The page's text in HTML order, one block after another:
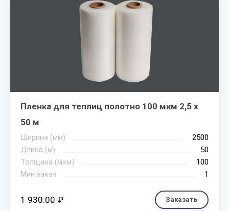
Пленка для теплиц полотно 100 мкм 2,5 х
50 м
Ширина (мм)
2500
Длина (м)
50
Толщина (мкм)
100
Мин.заказ
1
1 930.00 ₽ Заказать